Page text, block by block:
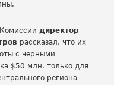
директор
рассказал, что их
с черными
$50 млн. только для
региона